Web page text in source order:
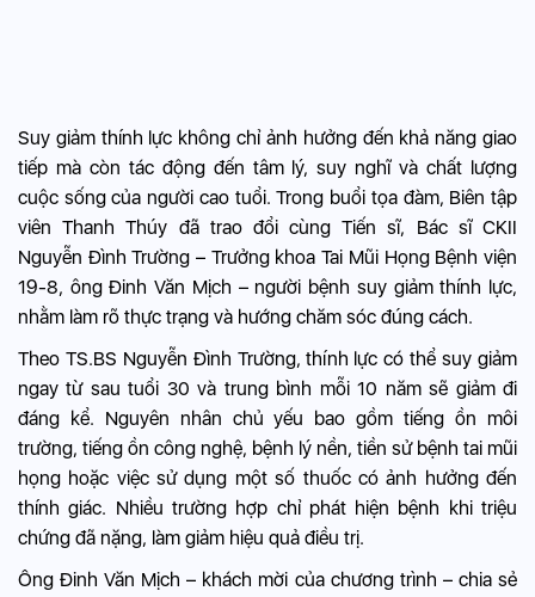
Suy giảm thính lực không chỉ ảnh hưởng đến khả năng giao
tiếp mà còn tác động đến tâm lý, suy nghĩ và chất lượng
cuộc sống của người cao tuổi. Trong buổi tọa đàm, Biên tập
viên Thanh Thúy đã trao đổi cùng Tiến sĩ, Bác sĩ CKII
Nguyễn Đình Trường – Trưởng khoa Tai Mũi Họng Bệnh viện
19-8, ông Đinh Văn Mịch – người bệnh suy giảm thính lực,
nhằm làm rõ thực trạng và hướng chăm sóc đúng cách.
Theo TS.BS Nguyễn Đình Trường, thính lực có thể suy giảm
ngay từ sau tuổi 30 và trung bình mỗi 10 năm sẽ giảm đi
đáng kể. Nguyên nhân chủ yếu bao gồm tiếng ồn môi
trường, tiếng ồn công nghệ, bệnh lý nền, tiền sử bệnh tai mũi
họng hoặc việc sử dụng một số thuốc có ảnh hưởng đến
thính giác. Nhiều trường hợp chỉ phát hiện bệnh khi triệu
chứng đã nặng, làm giảm hiệu quả điều trị.
Ông Đinh Văn Mịch – khách mời của chương trình – chia sẻ